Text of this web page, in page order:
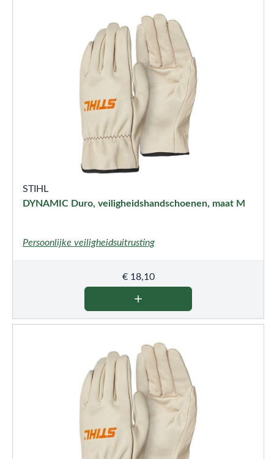
STIHL
DYNAMIC Duro, veiligheidshandschoenen, maat M
Persoonlijke veiligheidsuitrusting
€18,10